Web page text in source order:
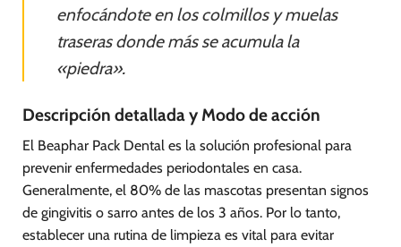
enfocándote en los colmillos y muelas
traseras donde más se acumula la
«piedra».
Descripción detallada y Modo de acción
El Beaphar Pack Dental es la solución profesional para
prevenir enfermedades periodontales en casa.
Generalmente, el 80% de las mascotas presentan signos
de gingivitis o sarro antes de los 3 años. Por lo tanto,
establecer una rutina de limpieza es vital para evitar